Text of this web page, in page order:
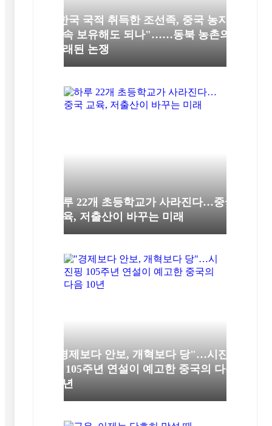
"한국 국적 취득한 조선족, 중국 농지
계속 보유해도 되나"……동북 농촌의
오래된 논쟁
하루 22개 초등학교가 사라진다…중국
교육, 저출산이 바꾸는 미래
"경제보다 안보, 개혁보다 당"…시진
핑 105주년 연설이 예고한 중국의 다음
10년